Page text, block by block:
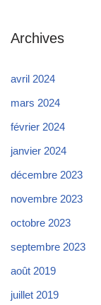
Archives
avril 2024
mars 2024
février 2024
janvier 2024
décembre 2023
novembre 2023
octobre 2023
septembre 2023
août 2019
juillet 2019